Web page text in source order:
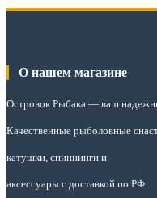
О нашем магазине
Островок Рыбака — ваш
Качественные рыболовные
катушки, спиннинги и
аксессуары с доставкой по РФ.